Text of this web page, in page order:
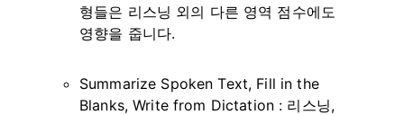
형들은 리스닝 외의 다른 영역 점수에도
영향을 줍니다.
Summarize Spoken Text, Fill in the
Blanks, Write from Dictation : 리스닝,